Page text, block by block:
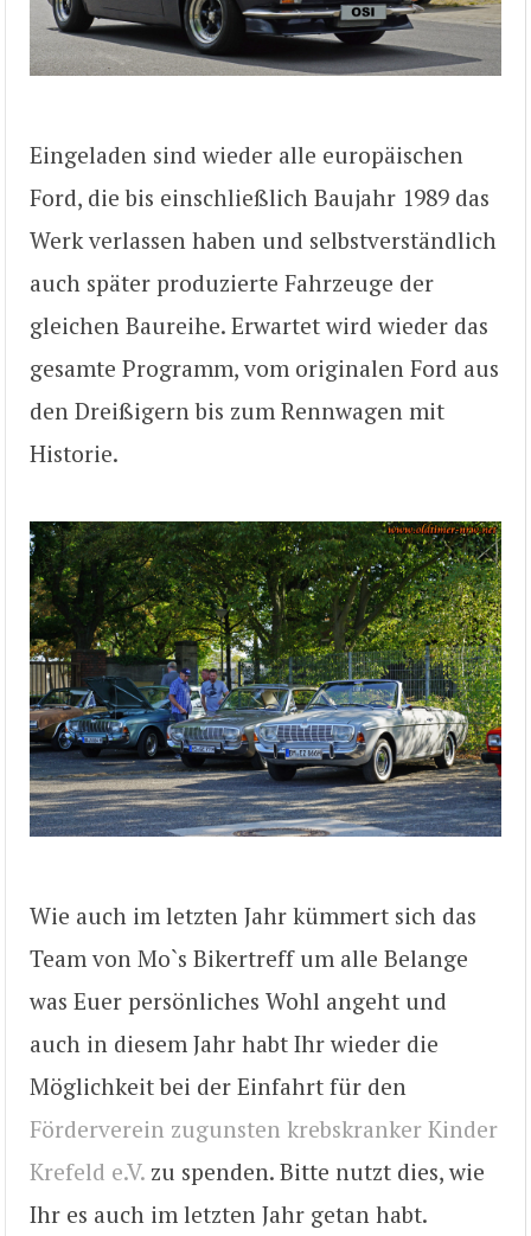
Eingeladen sind wieder alle europäischen
Ford, die bis einschließlich Baujahr 1989 das
Werk verlassen haben und selbstverständlich
auch später produzierte Fahrzeuge der
gleichen Baureihe. Erwartet wird wieder das
gesamte Programm, vom originalen Ford aus
den Dreißigern bis zum Rennwagen mit
Historie.
Wie auch im letzten Jahr kümmert sich das
Team von Mo`s Bikertreff um alle Belange
was Euer persönliches Wohl angeht und
auch in diesem Jahr habt Ihr wieder die
Möglichkeit bei der Einfahrt für den
Förderverein zugunsten krebskranker Kinder
Krefeld e.V. zu spenden. Bitte nutzt dies, wie
Ihr es auch im letzten Jahr getan habt.